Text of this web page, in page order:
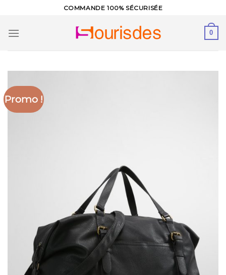
content
COMMANDE 100% SÉCURISÉE
0
Promo !